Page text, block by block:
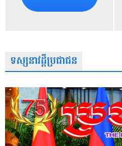
ទស្សនាវដ្តីប្រជាជន